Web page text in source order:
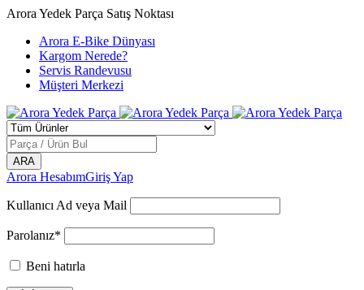
Arora Yedek Parça Satış Noktası
Arora E-Bike Dünyası
Kargom Nerede?
Servis Randevusu
Müşteri Merkezi
Arora HesabımGiriş Yap
Kullanıcı Ad veya Mail
Parolanız*
Beni hatırla